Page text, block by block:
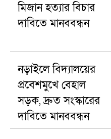
মিজান হত্যার বিচার
দাবিতে মানববন্ধন
নড়াইলে বিদ্যালয়ের
প্রবেশমুখে বেহাল
সড়ক, দ্রুত সংস্কারের
দাবিতে মানববন্ধন